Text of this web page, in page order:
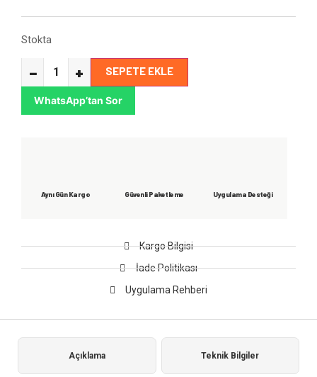
Stokta
− + SEPETE EKLE
WhatsApp’tan Sor
Aynı Gün Kargo Güvenli Paketleme Uygulama Desteği
Kargo Bilgisi
İade Politikası
Uygulama Rehberi
Açıklama Teknik Bilgiler